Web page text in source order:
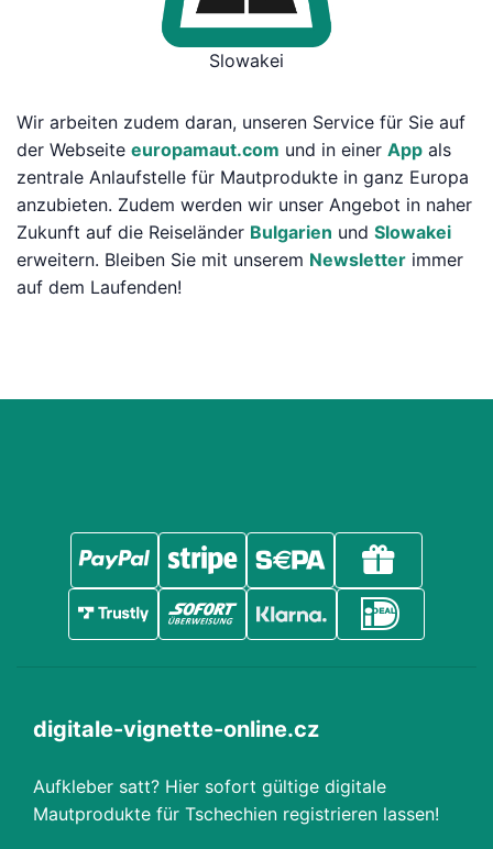
Slowakei
Wir arbeiten zudem daran, unseren Service für Sie auf
der Webseite europamaut.com und in einer App als
zentrale Anlaufstelle für Mautprodukte in ganz Europa
anzubieten. Zudem werden wir unser Angebot in naher
Zukunft auf die Reiseländer Bulgarien und Slowakei
erweitern. Bleiben Sie mit unserem Newsletter immer
auf dem Laufenden!
digitale-vignette-online.cz
Aufkleber satt? Hier sofort gültige digitale
Mautprodukte für Tschechien registrieren lassen!